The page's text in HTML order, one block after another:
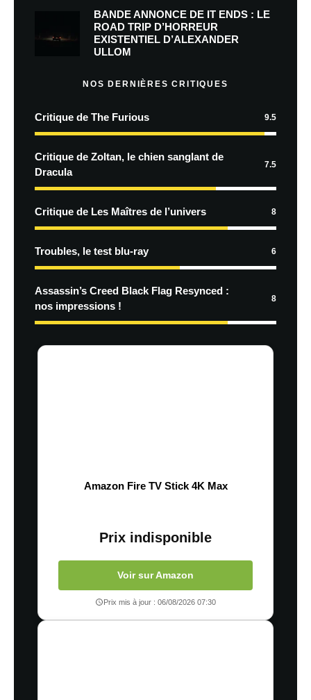
BANDE ANNONCE DE IT ENDS : LE
ROAD TRIP D’HORREUR
EXISTENTIEL D’ALEXANDER
ULLOM
NOS DERNIÈRES CRITIQUES
Critique de The Furious 9.5
Critique de Zoltan, le chien sanglant de
Dracula
7.5
Critique de Les Maîtres de l’univers 8
Troubles, le test blu-ray 6
Assassin’s Creed Black Flag Resynced :
nos impressions !
8
Amazon Fire TV Stick 4K Max
Prix indisponible
Voir sur Amazon
Prix mis à jour : 06/08/2026 07:30